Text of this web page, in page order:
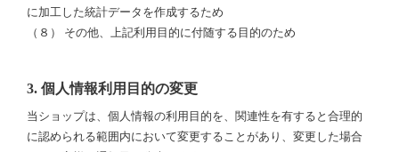
に加工した統計データを作成するため
（８） その他、上記利用目的に付随する目的のため
3. 個人情報利用目的の変更
当ショップは、個人情報の利用目的を、関連性を有すると合理的
に認められる範囲内において変更することがあり、変更した場合